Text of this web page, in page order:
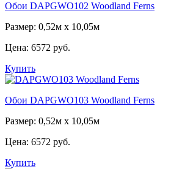
Обои DAPGWO102 Woodland Ferns
Размер: 0,52м х 10,05м
Цена: 6572 руб.
Купить
Обои DAPGWO103 Woodland Ferns
Размер: 0,52м х 10,05м
Цена: 6572 руб.
Купить